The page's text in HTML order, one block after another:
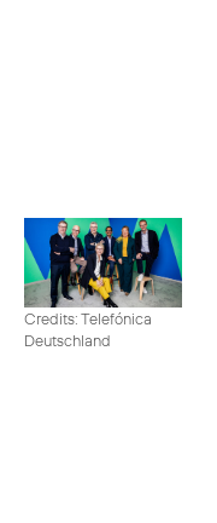
Credits: Telefónica
Deutschland